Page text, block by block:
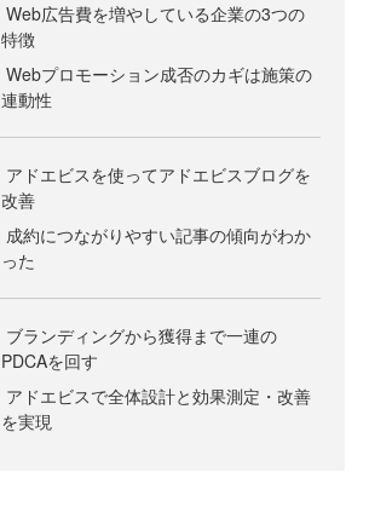
Web広告費を増やしている企業の3つの
特徴
Webプロモーション成否のカギは施策の
連動性
アドエビスを使ってアドエビスブログを
改善
成約につながりやすい記事の傾向がわか
った
ブランディングから獲得まで一連の
PDCAを回す
アドエビスで全体設計と効果測定・改善
を実現